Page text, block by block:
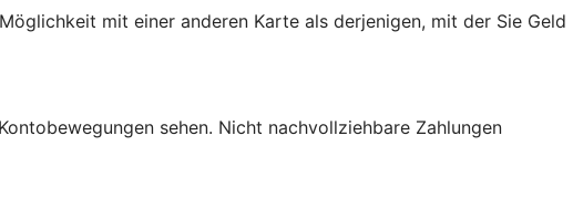
mit einer anderen Karte als derjenigen, mit der Sie Geld
sehen. Nicht nachvollziehbare Zahlungen